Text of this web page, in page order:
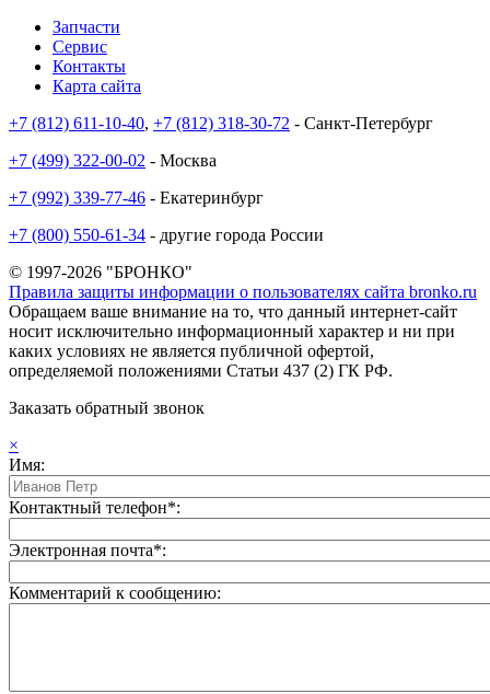
Запчасти
Сервис
Контакты
Карта сайта
+7 (812) 611-10-40, +7 (812) 318-30-72 - Санкт-Петербург
+7 (499) 322-00-02 - Москва
+7 (992) 339-77-46 - Екатеринбург
+7 (800) 550-61-34 - другие города России
© 1997-2026 "БРОНКО"
Правила защиты информации о пользователях сайта bronko.ru
Обращаем ваше внимание на то, что данный интернет-сайт
носит исключительно информационный характер и ни при
каких условиях не является публичной офертой,
определяемой положениями Статьи 437 (2) ГК РФ.
Заказать обратный звонок
×
Имя:
Контактный телефон*:
Электронная почта*:
Комментарий к сообщению: